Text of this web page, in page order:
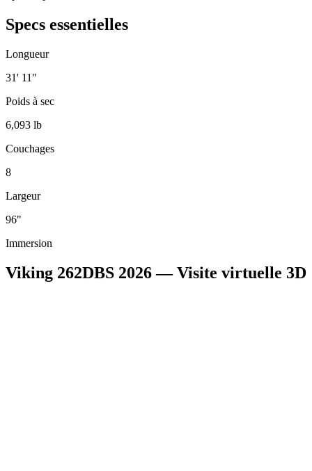
Specs essentielles
Longueur
31' 11"
Poids à sec
6,093 lb
Couchages
8
Largeur
96"
Immersion
Viking 262DBS 2026 — Visite virtuelle 3D